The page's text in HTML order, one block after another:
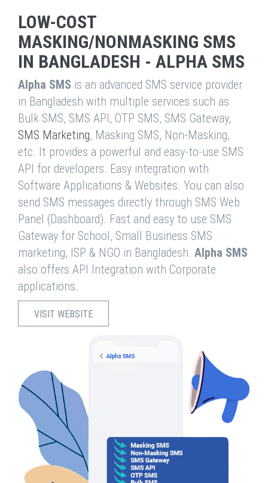
LOW-COST
MASKING/NONMASKING SMS
IN BANGLADESH - ALPHA SMS
Alpha SMS is an advanced SMS service provider
in Bangladesh with multiple services such as
Bulk SMS, SMS API, OTP SMS, SMS Gateway,
SMS Marketing, Masking SMS, Non-Masking,
etc. It provides a powerful and easy-to-use SMS
API for developers. Easy integration with
Software Applications & Websites. You can also
send SMS messages directly through SMS Web
Panel (Dashboard). Fast and easy to use SMS
Gateway for School, Small Business SMS
marketing, ISP & NGO in Bangladesh. Alpha SMS
also offers API Integration with Corporate
applications.
VISIT WEBSITE